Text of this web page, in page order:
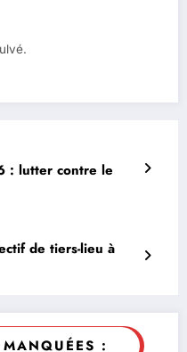
: lutter contre le
de tiers-lieu à
: